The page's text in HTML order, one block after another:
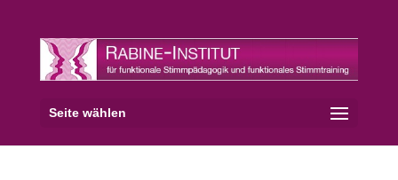
Seite wählen